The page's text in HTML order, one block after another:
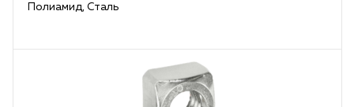
Полиамид, Сталь